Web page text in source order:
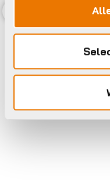
Previous
Op voorraad in winkel